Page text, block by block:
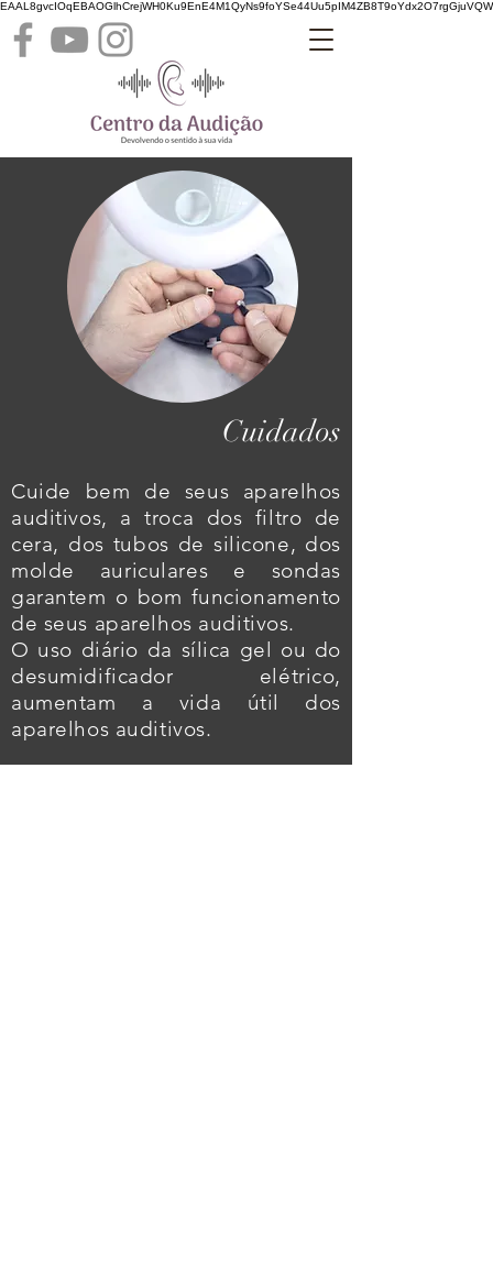
Cuidados
Cuide bem de seus aparelhos
auditivos, a troca dos filtro de
cera, dos tubos de silicone, dos
molde auriculares e sondas
garantem o bom funcionamento
de seus aparelhos auditivos.
O uso diário da sílica gel ou do
desumidificador elétrico,
aumentam a vida útil dos
aparelhos auditivos.